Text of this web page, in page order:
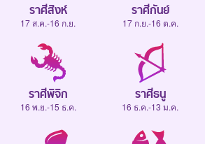
ราศีสิงห์
17 ส.ค.-16 ก.ย.
ราศีกันย์
17 ก.ย.-16 ต.ค.
ราศีพิจิก
16 พ.ย.-15 ธ.ค.
ราศีธนู
16 ธ.ค.-13 ม.ค.